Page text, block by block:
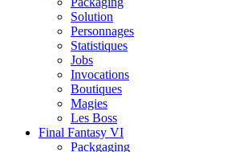
Solution
Personnages
Statistiques
Jobs
Invocations
Boutiques
Magies
Les Boss
Final Fantasy VI
Packgaging